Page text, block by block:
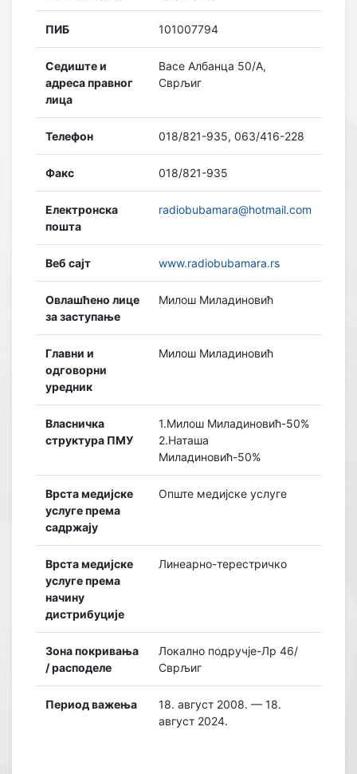
ПИБ 101007794
Седиште и
адреса правног
лица
Васе Албанца 50/А,
Сврљиг
Телефон 018/821-935, 063/416-228
Факс 018/821-935
Електронска
пошта
radiobubamara@hotmail.com
Веб сајт www.radiobubamara.rs
Овлашћено лице
за заступање
Милош Миладиновић
Главни и
одговорни
уредник
Милош Миладиновић
Власничка
структура ПМУ
1.Милош Миладиновић-50%
2.Наташа
Миладиновић-50%
Врста медијске
услуге према
садржају
Опште медијске услуге
Врста медијске
услуге према
начину
дистрибуције
Линеарно-терестричко
Зона покривања
/ расподеле
Локално подручје-Лр 46/
Сврљиг
Период важења
18. август 2008. — 18.
август 2024.